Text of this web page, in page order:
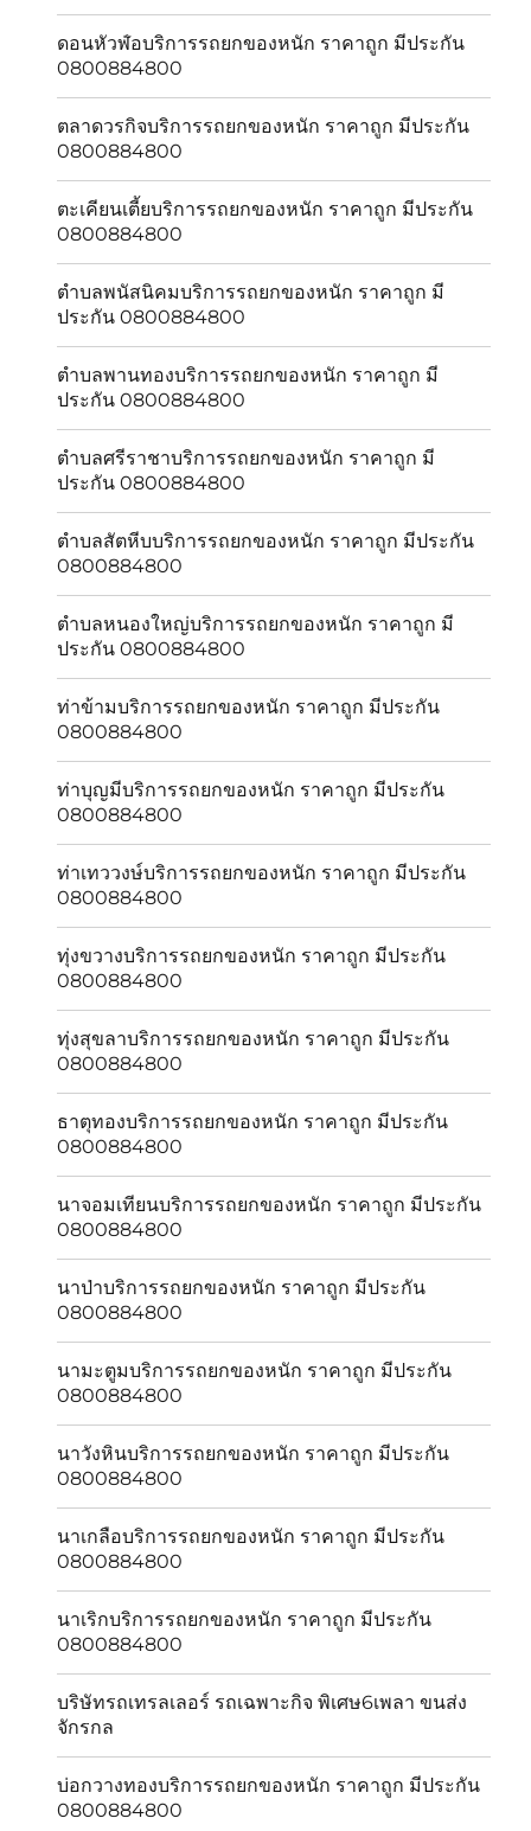
ดอนหัวฬ่อบริการรถยกของหนัก ราคาถูก มีประกัน
0800884800
ตลาดวรกิจบริการรถยกของหนัก ราคาถูก มีประกัน
0800884800
ตะเคียนเตี้ยบริการรถยกของหนัก ราคาถูก มีประกัน
0800884800
ตำบลพนัสนิคมบริการรถยกของหนัก ราคาถูก มี
ประกัน 0800884800
ตำบลพานทองบริการรถยกของหนัก ราคาถูก มี
ประกัน 0800884800
ตำบลศรีราชาบริการรถยกของหนัก ราคาถูก มี
ประกัน 0800884800
ตำบลสัตหีบบริการรถยกของหนัก ราคาถูก มีประกัน
0800884800
ตำบลหนองใหญ่บริการรถยกของหนัก ราคาถูก มี
ประกัน 0800884800
ท่าข้ามบริการรถยกของหนัก ราคาถูก มีประกัน
0800884800
ท่าบุญมีบริการรถยกของหนัก ราคาถูก มีประกัน
0800884800
ท่าเทววงษ์บริการรถยกของหนัก ราคาถูก มีประกัน
0800884800
ทุ่งขวางบริการรถยกของหนัก ราคาถูก มีประกัน
0800884800
ทุ่งสุขลาบริการรถยกของหนัก ราคาถูก มีประกัน
0800884800
ธาตุทองบริการรถยกของหนัก ราคาถูก มีประกัน
0800884800
นาจอมเทียนบริการรถยกของหนัก ราคาถูก มีประกัน
0800884800
นาป่าบริการรถยกของหนัก ราคาถูก มีประกัน
0800884800
นามะตูมบริการรถยกของหนัก ราคาถูก มีประกัน
0800884800
นาวังหินบริการรถยกของหนัก ราคาถูก มีประกัน
0800884800
นาเกลือบริการรถยกของหนัก ราคาถูก มีประกัน
0800884800
นาเริกบริการรถยกของหนัก ราคาถูก มีประกัน
0800884800
บริษัทรถเทรลเลอร์ รถเฉพาะกิจ พิเศษ6เพลา ขนส่ง
จักรกล
บ่อกวางทองบริการรถยกของหนัก ราคาถูก มีประกัน
0800884800